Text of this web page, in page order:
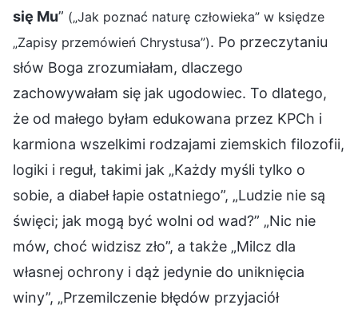
się Mu” („Jak poznać naturę człowieka” w księdze
„Zapisy przemówień Chrystusa”). Po przeczytaniu
słów Boga zrozumiałam, dlaczego
zachowywałam się jak ugodowiec. To dlatego,
że od małego byłam edukowana przez KPCh i
karmiona wszelkimi rodzajami ziemskich filozofii,
logiki i reguł, takimi jak „Każdy myśli tylko o
sobie, a diabeł łapie ostatniego”, „Ludzie nie są
święci; jak mogą być wolni od wad?” „Nic nie
mów, choć widzisz zło”, a także „Milcz dla
własnej ochrony i dąż jedynie do uniknięcia
winy”, „Przemilczenie błędów przyjaciół